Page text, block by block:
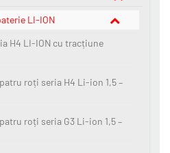
LI-ION
H4 LI-ION cu tracțiune
roți seria H4 Li-ion 1,5 –
roți seria G3 Li-ion 1,5 –